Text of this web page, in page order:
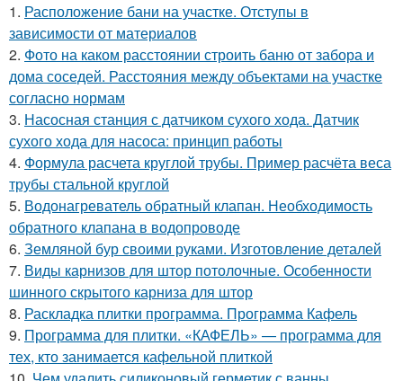
1. Расположение бани на участке. Отступы в
зависимости от материалов
2. Фото на каком расстоянии строить баню от забора и
дома соседей. Расстояния между объектами на участке
согласно нормам
3. Насосная станция с датчиком сухого хода. Датчик
сухого хода для насоса: принцип работы
4. Формула расчета круглой трубы. Пример расчёта веса
трубы стальной круглой
5. Водонагреватель обратный клапан. Необходимость
обратного клапана в водопроводе
6. Земляной бур своими руками. Изготовление деталей
7. Виды карнизов для штор потолочные. Особенности
шинного скрытого карниза для штор
8. Раскладка плитки программа. Программа Кафель
9. Программа для плитки. «КАФЕЛЬ» — программа для
тех, кто занимается кафельной плиткой